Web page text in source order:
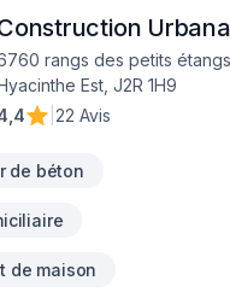
l'écoute et
avec nos clients.
en réalité. Contactez-nous
rangs des petits
Est, J2R 1H9
22 Avis
de béton
de maison